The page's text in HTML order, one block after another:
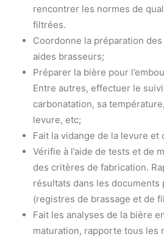
rencontrer les normes de
filtrées.
Coordonne la préparation
aides brasseurs;
Préparer la bière pour
Entre autres, effectuer le
carbonatation, sa
levure, etc;
Fait la vidange de la levure et
Vérifie à l’aide de tests et de
des critères de fabrication.
résultats dans les documents
(registres de brassage et de
Fait les analyses de la bière
maturation, rapporte tous les